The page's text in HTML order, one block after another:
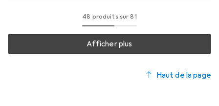
48 produits sur 81
Afficher plus
Haut de la page